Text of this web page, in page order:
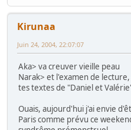
Kirunaa
Juin 24, 2004, 22:07:07
Aka> va creuver vieille peau
Narak> et l'examen de lecture,
tes textes de "Daniel et
Ouais, aujourd'hui j'ai envie
Paris comme prévu ce